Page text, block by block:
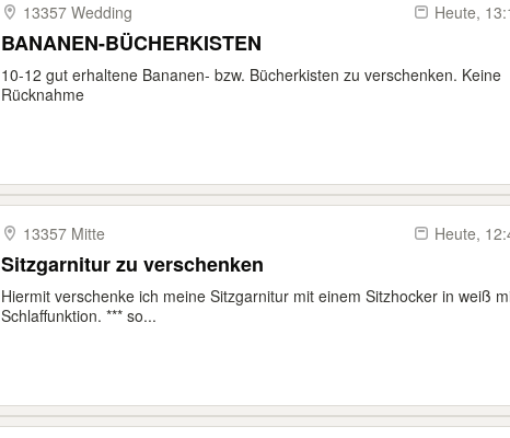
13357 Wedding Heute,
BANANEN-BÜCHERKISTEN
10-12 gut erhaltene Bananen- bzw. Bücherkisten zu verschenken. Keine
Rücknahme
13357 Mitte Heute,
Sitzgarnitur zu verschenken
Hiermit verschenke ich meine Sitzgarnitur mit einem Sitzhocker in weiß
Schlaffunktion. *** so...